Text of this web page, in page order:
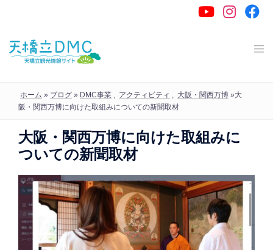
ホーム » ブログ » DMC事業 , アクティビティ , 大阪・関西万博 »大
阪・関西万博に向けた取組みについての新聞取材
大阪・関西万博に向けた取組みに
ついての新聞取材